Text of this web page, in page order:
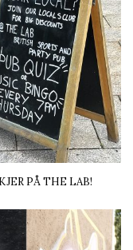
PÅ THE LAB!